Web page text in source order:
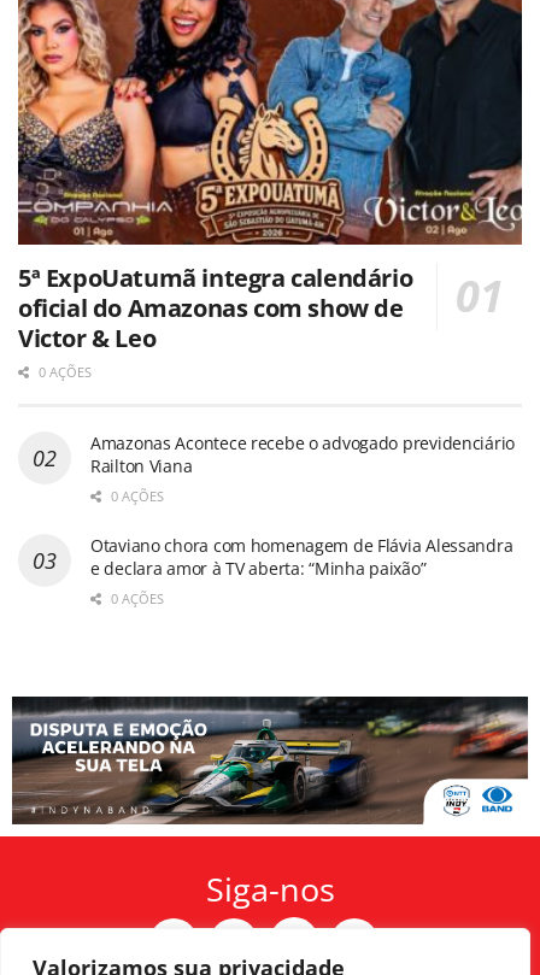
Valorizamos sua privacidade
5ª ExpoUatumã integra calendário
oficial do Amazonas com show de
Victor & Leo
0 AÇÕES
Amazonas Acontece recebe o advogado previdenciário
Railton Viana
0 AÇÕES
Otaviano chora com homenagem de Flávia Alessandra
e declara amor à TV aberta: “Minha paixão”
0 AÇÕES
Siga-nos